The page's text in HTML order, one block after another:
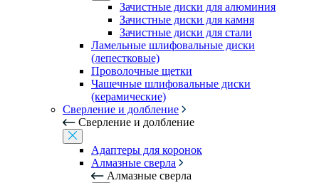
Зачистные диски для алюминия
Зачистные диски для камня
Зачистные диски для стали
Ламельные шлифовальные диски
(лепестковые)
Проволочные щетки
Чашечные шлифовальные диски
(керамические)
Сверление и долбление
Сверление и долбление
Адаптеры для коронок
Алмазные сверла
Алмазные сверла